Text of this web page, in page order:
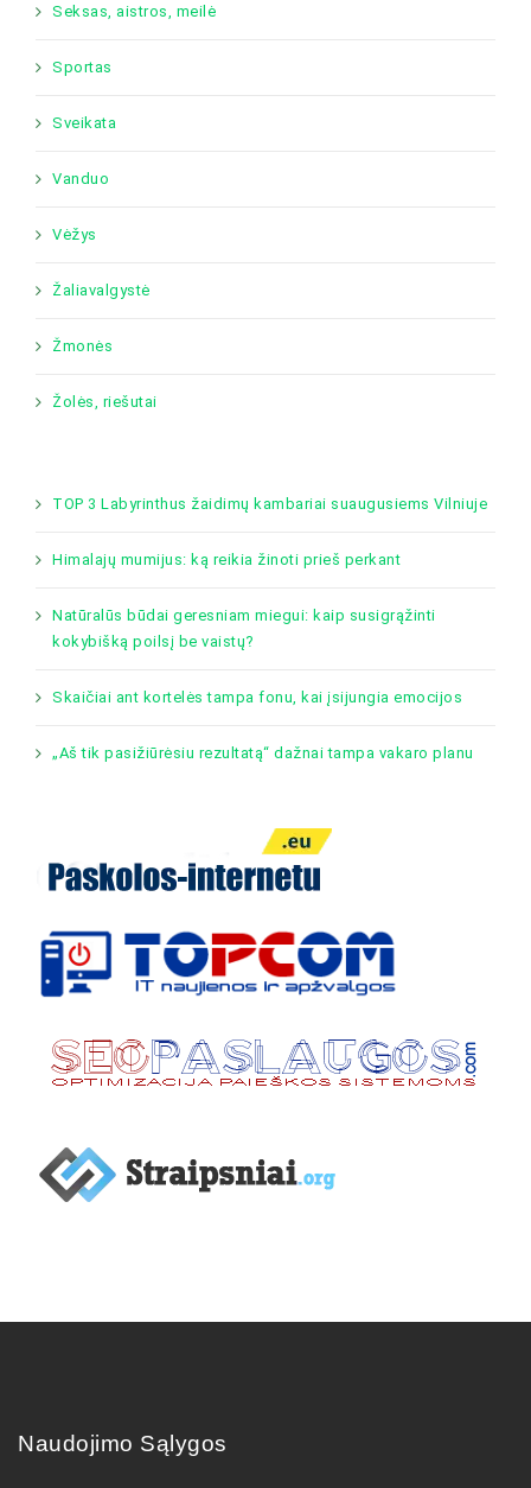
Seksas, aistros, meilė
Sportas
Sveikata
Vanduo
Vėžys
Žaliavalgystė
Žmonės
Žolės, riešutai
TOP 3 Labyrinthus žaidimų kambariai suaugusiems Vilniuje
Himalajų mumijus: ką reikia žinoti prieš perkant
Natūralūs būdai geresniam miegui: kaip susigrąžinti
kokybišką poilsį be vaistų?
Skaičiai ant kortelės tampa fonu, kai įsijungia emocijos
„Aš tik pasižiūrėsiu rezultatą“ dažnai tampa vakaro planu
Naudojimo Sąlygos